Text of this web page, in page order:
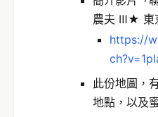
農夫 Ⅲ★ 東
https://
此份地圖，
地點，以及